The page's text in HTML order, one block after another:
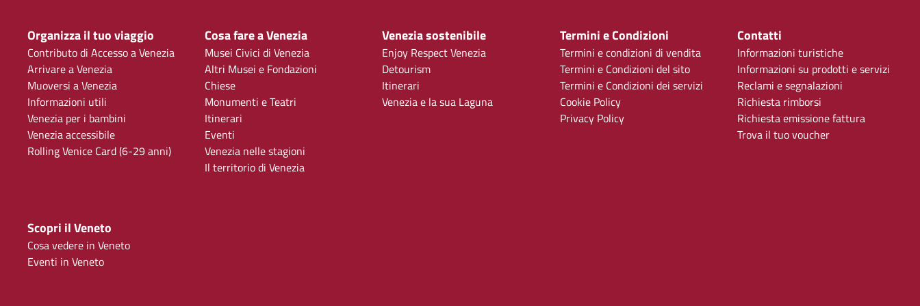
Organizza il tuo viaggio
Contributo di Accesso a Venezia
Arrivare a Venezia
Muoversi a Venezia
Informazioni utili
Venezia per i bambini
Venezia accessibile
Rolling Venice Card (6-29 anni)
Cosa fare a Venezia
Musei Civici di Venezia
Altri Musei e Fondazioni
Chiese
Monumenti e Teatri
Itinerari
Eventi
Venezia nelle stagioni
Il territorio di Venezia
Venezia sostenibile
Enjoy Respect Venezia
Detourism
Itinerari
Venezia e la sua Laguna
Termini e Condizioni
Termini e condizioni di vendita
Termini e Condizioni del sito
Termini e Condizioni dei servizi
Cookie Policy
Privacy Policy
Contatti
Informazioni turistiche
Informazioni su prodotti e servizi
Reclami e segnalazioni
Richiesta rimborsi
Richiesta emissione fattura
Trova il tuo voucher
Scopri il Veneto
Cosa vedere in Veneto
Eventi in Veneto